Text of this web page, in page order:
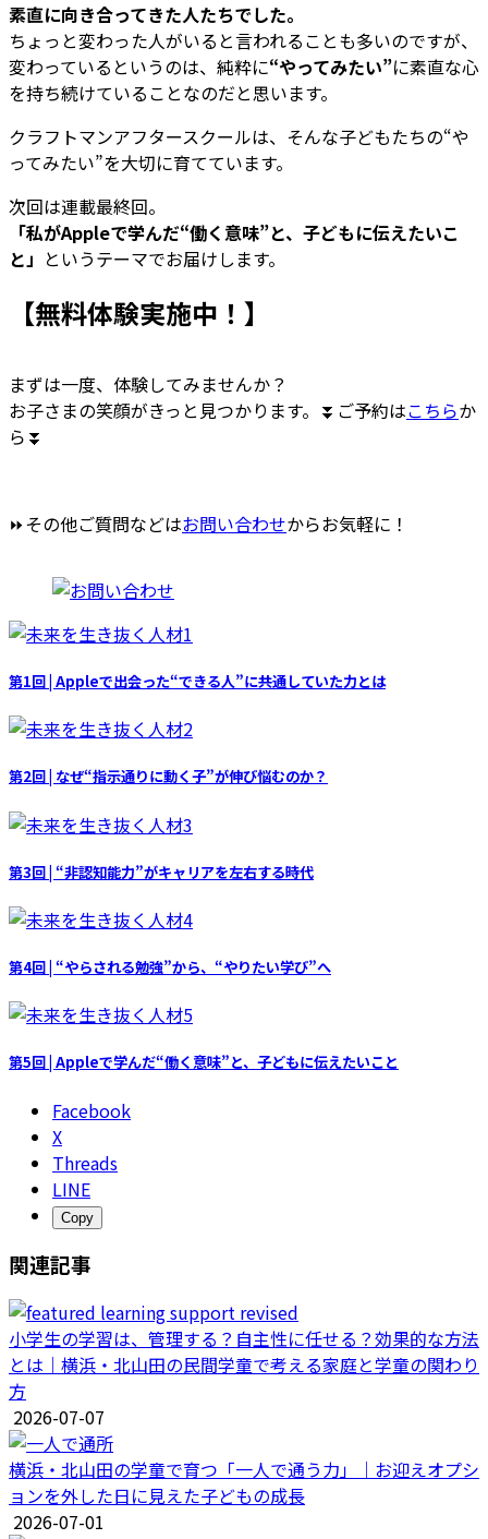
素直に向き合ってきた人たちでした。
ちょっと変わった人がいると言われることも多いのですが、
変わっているというのは、純粋に“やってみたい”に素直な心
を持ち続けていることなのだと思います。
クラフトマンアフタースクールは、そんな子どもたちの“や
ってみたい”を大切に育てています。
次回は連載最終回。
「私がAppleで学んだ“働く意味”と、子どもに伝えたいこ
と」 というテーマでお届けします。
【無料体験実施中！】
まずは一度、体験してみませんか？
お子さまの笑顔がきっと見つかります。⏬ご予約はこちらか
ら⏬
⏩その他ご質問などはお問い合わせからお気軽に！
第1回 | Appleで出会った“できる人”に共通していた力とは
第2回 | なぜ“指示通りに動く子”が伸び悩むのか？
第3回 | “非認知能力”がキャリアを左右する時代
第4回 | “やらされる勉強”から、“やりたい学び”へ
第5回 | Appleで学んだ“働く意味”と、子どもに伝えたいこと
Facebook
X
Threads
LINE
Copy
関連記事
小学生の学習は、管理する？自主性に任せる？効果的な方法
とは｜横浜・北山田の民間学童で考える家庭と学童の関わり
方
2026-07-07
横浜・北山田の学童で育つ「一人で通う力」｜お迎えオプシ
ョンを外した日に見えた子どもの成長
2026-07-01